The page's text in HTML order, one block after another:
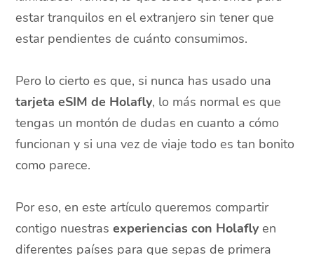
estar tranquilos en el extranjero sin tener que
estar pendientes de cuánto consumimos.
Pero lo cierto es que, si nunca has usado una
tarjeta eSIM de Holafly, lo más normal es que
tengas un montón de dudas en cuanto a cómo
funcionan y si una vez de viaje todo es tan bonito
como parece.
Por eso, en este artículo queremos compartir
contigo nuestrasexperiencias con Holafly en
diferentes países para que sepas de primera